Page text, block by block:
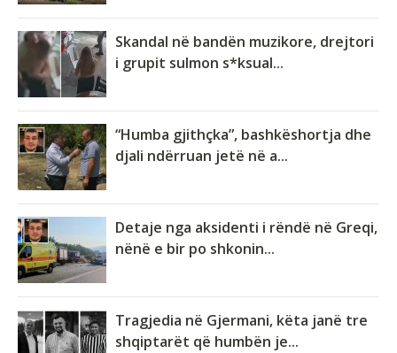
Skandal në bandën muzikore, drejtori
i grupit sulmon s*ksual...
“Humba gjithçka”, bashkëshortja dhe
djali ndërruan jetë në a...
Detaje nga aksidenti i rëndë në Greqi,
nënë e bir po shkonin...
Tragjedia në Gjermani, këta janë tre
shqiptarët që humbën je...